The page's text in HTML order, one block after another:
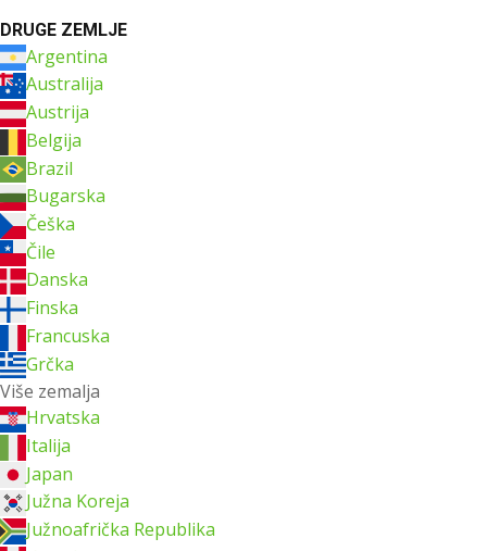
DRUGE ZEMLJE
Argentina
Australija
Austrija
Belgija
Brazil
Bugarska
Češka
Čile
Danska
Finska
Francuska
Grčka
Više zemalja
Hrvatska
Italija
Japan
Južna Koreja
Južnoafrička Republika